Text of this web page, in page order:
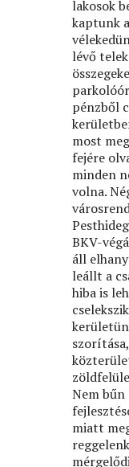
lakosok
kaptunk
lévő
pénzből
most
fejére
minden
volna.
BKV-
áll
leállt a
hiba is
Nem bűn
miatt